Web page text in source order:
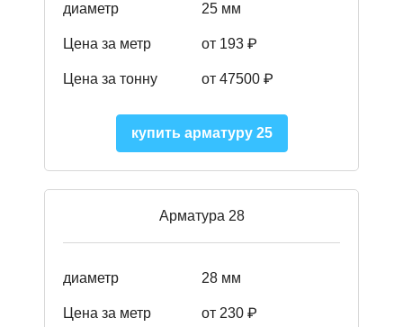
диаметр 25 мм
Цена за метр от 193 ₽
Цена за тонну от 47500 ₽
купить арматуру 25
Арматура 28
диаметр 28 мм
Цена за метр от 230 ₽